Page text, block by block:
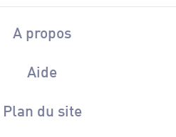
A propos
Aide
Plan du site